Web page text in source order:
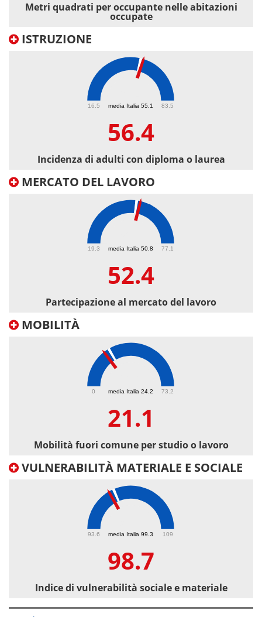
Metri quadrati per occupante nelle abitazioni
occupate
ISTRUZIONE
media Italia 55.1
16.5 83.5
56.4
Incidenza di adulti con diploma o laurea
MERCATO DEL LAVORO
media Italia 50.8
19.3 77.1
52.4
Partecipazione al mercato del lavoro
MOBILITÀ
media Italia 24.2
0 73.2
21.1
Mobilità fuori comune per studio o lavoro
VULNERABILITÀ MATERIALE E SOCIALE
media Italia 99.3
93.6 109
98.7
Indice di vulnerabilità sociale e materiale